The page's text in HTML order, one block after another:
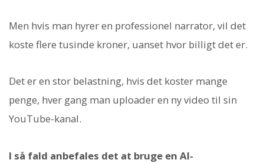
Men hvis man hyrer en professionel narrator, vil det
koste flere tusinde kroner, uanset hvor billigt det er.
Det er en stor belastning, hvis det koster mange
penge, hver gang man uploader en ny video til sin
YouTube-kanal.
I så fald anbefales det at bruge en AI-